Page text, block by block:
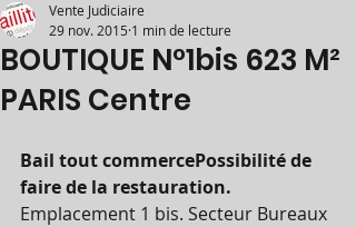
BOUTIQUE N°1bis 623 M²
PARIS Centre
Vente Judiciaire
29 nov. 2015 1 min de lecture
Bail tout commercePossibilité de
faire de la restauration.
Emplacement 1 bis. Secteur Bureaux